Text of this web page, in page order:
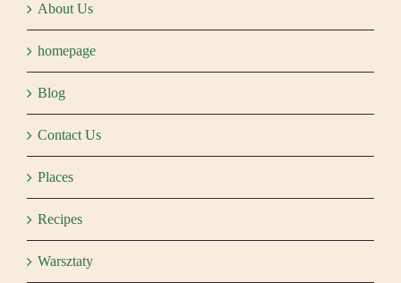
About Us
homepage
Blog
Contact Us
Places
Recipes
Warsztaty